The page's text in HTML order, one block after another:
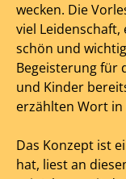
wecken. Die
viel
schön und
Begeisterung für
und Kinder
erzählten Wort
Das Konzept ist
hat, liest an